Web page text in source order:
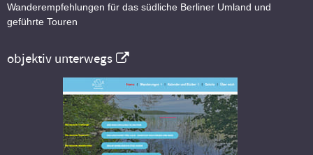
Wanderempfehlungen für das südliche Berliner Umland und
geführte Touren
objektiv unterwegs